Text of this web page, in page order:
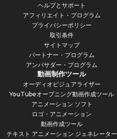
ヘルプとサポート
アフィリエイト・プログラム
プライバシーポリシー
取引条件
サイトマップ
パートナー・プログラム
アンバサダー・プログラム
動画制作ツール
オーディオビジュアライザー
YouTubeオープニング動画作成ツール
アニメーション ソフト
ロゴ・アニメーション
動画作成ツール
テキスト アニメーション ジェネレーター